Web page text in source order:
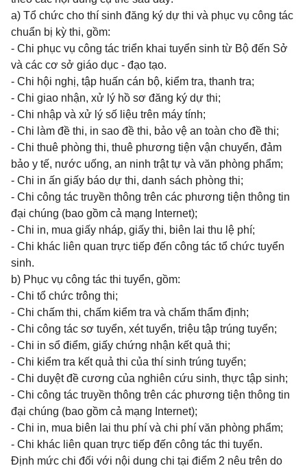
a) Tổ chức cho thí sinh đăng ký dự thi và phục vụ công tác
chuẩn bị kỳ thi, gồm:
- Chi phục vụ công tác triển khai tuyển sinh từ Bộ đến Sở
và các cơ sở giáo dục - đạo tạo.
- Chi hội nghị, tập huấn cán bộ, kiểm tra, thanh tra;
- Chi giao nhận, xử lý hồ sơ đăng ký dự thi;
- Chi nhập và xử lý số liệu trên máy tính;
- Chi làm đề thi, in sao đề thi, bảo vệ an toàn cho đề thi;
- Chi thuê phòng thi, thuê phương tiện vận chuyển, đảm
bảo y tế, nước uống, an ninh trật tự và văn phòng phẩm;
- Chi in ấn giấy báo dự thi, danh sách phòng thi;
- Chi công tác truyền thông trên các phương tiện thông tin
đại chúng (bao gồm cả mạng Internet);
- Chi in, mua giấy nháp, giấy thi, biên lai thu lệ phí;
- Chi khác liên quan trực tiếp đến công tác tổ chức tuyển
sinh.
b) Phục vụ công tác thi tuyển, gồm:
- Chi tổ chức trông thi;
- Chi chấm thi, chấm kiểm tra và chấm thẩm định;
- Chi công tác sơ tuyển, xét tuyển, triệu tập trúng tuyển;
- Chi in sổ điểm, giấy chứng nhận kết quả thi;
- Chi kiểm tra kết quả thi của thí sinh trúng tuyển;
- Chi duyệt đề cương của nghiên cứu sinh, thực tập sinh;
- Chi công tác truyền thông trên các phương tiện thông tin
đại chúng (bao gồm cả mạng Internet);
- Chi in, mua biên lai thu phí và chi phí văn phòng phẩm;
- Chi khác liên quan trực tiếp đến công tác thi tuyển.
Định mức chi đối với nội dung chi tại điểm 2 nêu trên do